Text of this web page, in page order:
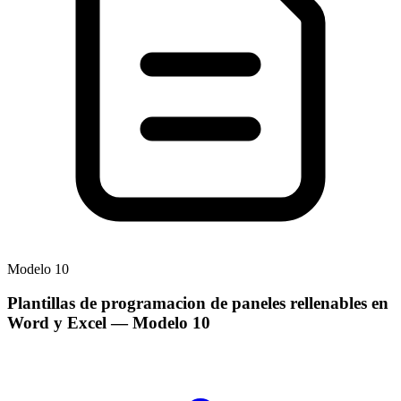
Modelo 10
Plantillas de programacion de paneles rellenables en
Word y Excel— Modelo 10